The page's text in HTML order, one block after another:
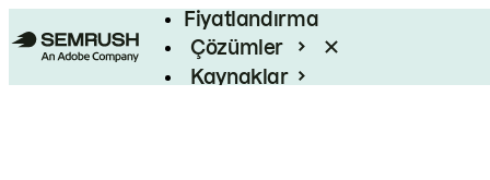
Fiyatlandırma
Çözümler
Kaynaklar